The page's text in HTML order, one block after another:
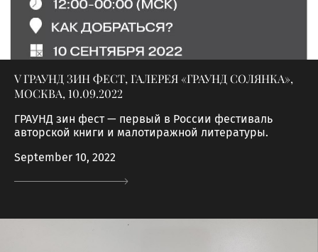
V ГРАУНД ЗИН ФЕСТ, ГАЛЕРЕЯ «ГРАУНД СОЛЯНКА»,
МОСКВА, 10.09.2022
ГРАУНД зин фест — первый в России фестиваль
авторской книги и малотиражной литературы.
September 10, 2022